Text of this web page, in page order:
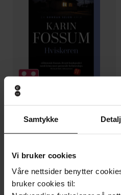
Samtykke
Vi bruker cookies
Våre nettsider benytter
bruker cookies til:
249,-
Hviskeren
EBOK